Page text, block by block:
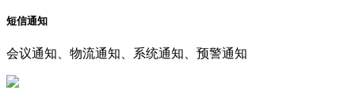
短信通知
会议通知、物流通知、系统通知、预警通知